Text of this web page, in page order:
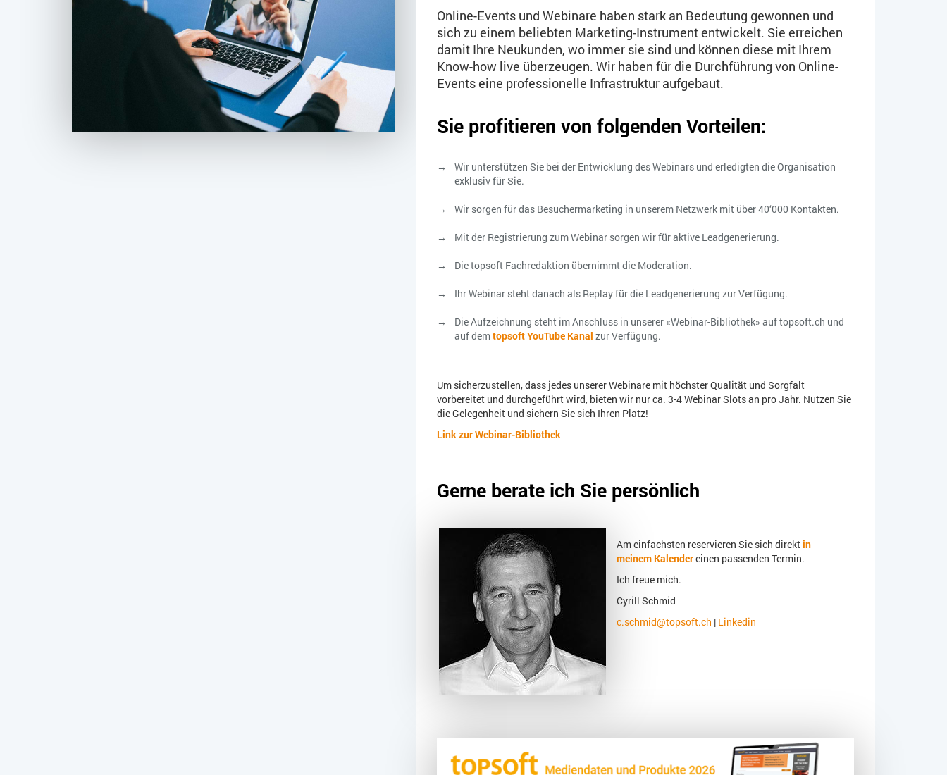
Online-Events und Webinare haben stark an Bedeutung gewonnen und
sich zu einem beliebten Marketing-Instrument entwickelt. Sie erreichen
damit Ihre Neukunden, wo immer sie sind und können diese mit Ihrem
Know-how live überzeugen. Wir haben für die Durchführung von Online-
Events eine professionelle Infrastruktur aufgebaut.
Sie profitieren von folgenden Vorteilen:
Wir unterstützen Sie bei der Entwicklung des Webinars und erledigten die Organisation
exklusiv für Sie.
Wir sorgen für das Besuchermarketing in unserem Netzwerk mit über 40‘000 Kontakten.
Mit der Registrierung zum Webinar sorgen wir für aktive Leadgenerierung.
Die topsoft Fachredaktion übernimmt die Moderation.
Ihr Webinar steht danach als Replay für die Leadgenerierung zur Verfügung.
Die Aufzeichnung steht im Anschluss in unserer «Webinar-Bibliothek» auf topsoft.ch und
auf demtopsoft YouTube Kanal zur Verfügung.
Um sicherzustellen, dass jedes unserer Webinare mit höchster Qualität und Sorgfalt
vorbereitet und durchgeführt wird, bieten wir nur ca. 3-4 Webinar Slots an pro Jahr. Nutzen Sie
die Gelegenheit und sichern Sie sich Ihren Platz!
Link zur Webinar-Bibliothek
Gerne berate ich Sie persönlich
Am einfachsten reservieren Sie sich direktin
meinem Kalendereinen passenden Termin.
Ich freue mich.
Cyrill Schmid
c.schmid@topsoft.ch | Linkedin